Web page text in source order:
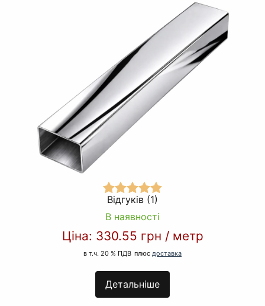
Відгуків (1)
В наявності
Ціна: 330.55 грн / метр
в т.ч. 20 % ПДВ плюс доставка
Детальніше